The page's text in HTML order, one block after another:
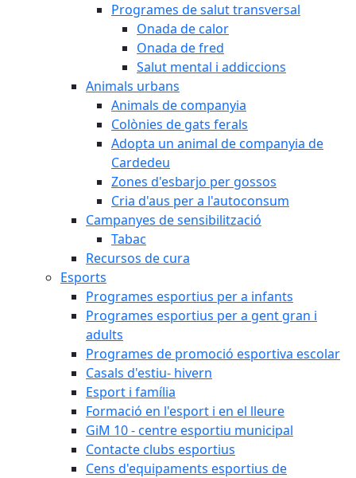
Programes de salut transversal
Onada de calor
Onada de fred
Salut mental i addiccions
Animals urbans
Animals de companyia
Colònies de gats ferals
Adopta un animal de companyia de
Cardedeu
Zones d'esbarjo per gossos
Cria d'aus per a l'autoconsum
Campanyes de sensibilització
Tabac
Recursos de cura
Esports
Programes esportius per a infants
Programes esportius per a gent gran i
adults
Programes de promoció esportiva escolar
Casals d'estiu- hivern
Esport i família
Formació en l'esport i en el lleure
GiM 10 - centre esportiu municipal
Contacte clubs esportius
Cens d'equipaments esportius de